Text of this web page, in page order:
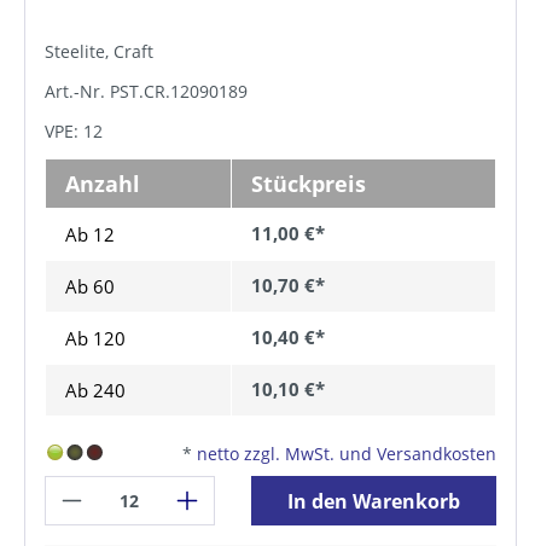
Steelite, Craft
Art.-Nr. PST.CR.12090189
VPE: 12
Anzahl Stückpreis
Ab 12 11,00 €*
Ab 60 10,70 €*
Ab 120 10,40 €*
Ab 240 10,10 €*
* netto zzgl. MwSt. und Versandkosten
In den Warenkorb